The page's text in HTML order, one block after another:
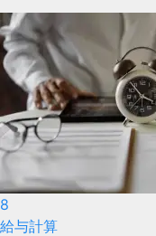
8
給与計算